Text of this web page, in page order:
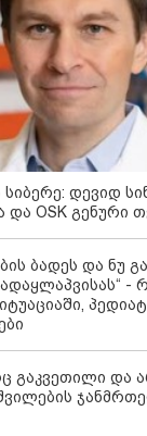
დევიდ
და OSK გენური
ბადეს და ნუ
-
გაკვეთილი და